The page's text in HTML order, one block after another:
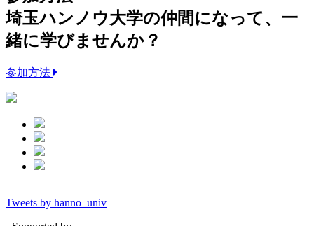
埼玉ハンノウ大学の仲間になって、一
緒に学びませんか？
参加方法
Tweets by hanno_univ